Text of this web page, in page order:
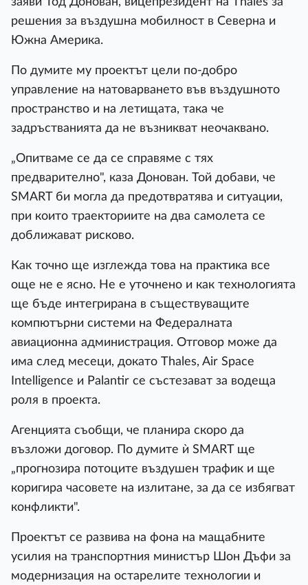
решения за въздушна мобилност в Северна и
Южна Америка.
По думите му проектът цели по-добро
управление на натоварването във въздушното
пространство и на летищата, така че
задръстванията да не възникват неочаквано.
„Опитваме се да се справяме с тях
предварително", каза Донован. Той добави, че
SMART би могла да предотвратява и ситуации,
при които траекториите на два самолета се
доближават рисково.
Как точно ще изглежда това на практика все
още не е ясно. Не е уточнено и как технологията
ще бъде интегрирана в съществуващите
компютърни системи на Федералната
авиационна администрация. Отговор може да
има след месеци, докато Thales, Air Space
Intelligence и Palantir се състезават за водеща
роля в проекта.
Агенцията съобщи, че планира скоро да
възложи договор. По думите ѝ SMART ще
„прогнозира потоците въздушен трафик и ще
коригира часовете на излитане, за да се избягват
конфликти".
Проектът се развива на фона на мащабните
усилия на транспортния министър Шон Дъфи за
модернизация на остарелите технологии и